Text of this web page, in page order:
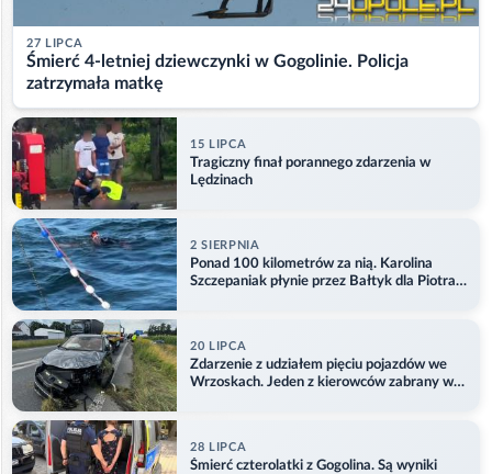
27 LIPCA
Śmierć 4-letniej dziewczynki w Gogolinie. Policja
zatrzymała matkę
15 LIPCA
Tragiczny finał porannego zdarzenia w
Lędzinach
2 SIERPNIA
Ponad 100 kilometrów za nią. Karolina
Szczepaniak płynie przez Bałtyk dla Piotra.
20 LIPCA
Zdarzenie z udziałem pięciu pojazdów we
Wrzoskach. Jeden z kierowców zabrany w
28 LIPCA
Śmierć czterolatki z Gogolina. Są wyniki